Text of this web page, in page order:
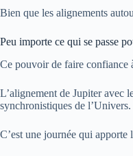
Bien que les alignements
Peu importe ce qui se passe
Ce pouvoir de faire confiance
L’alignement de Jupiter avec
synchronistiques de l’Univers.
C’est une journée qui apporte